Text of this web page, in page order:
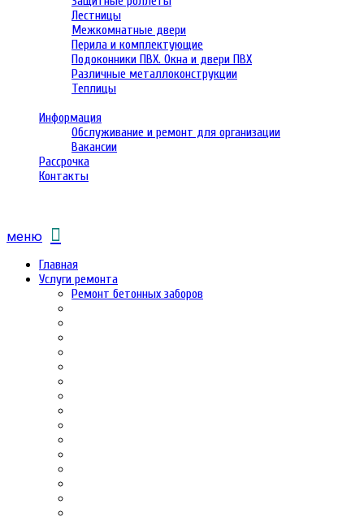
Лестницы
Межкомнатные двери
Перила и комплектующие
Подоконники ПВХ. Окна и двери ПВХ
Различные металлоконструкции
Теплицы
Информация
Обслуживание и ремонт для организации
Вакансии
Рассрочка
Контакты
меню
Главная
Услуги ремонта
Ремонт бетонных заборов